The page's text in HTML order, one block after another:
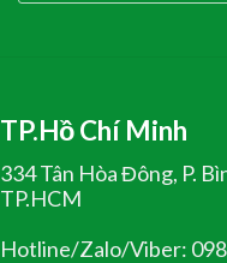
TP.Hồ Chí Minh
334 Tân Hòa Đông, P.
TP.HCM
Hotline/Zalo/Viber: